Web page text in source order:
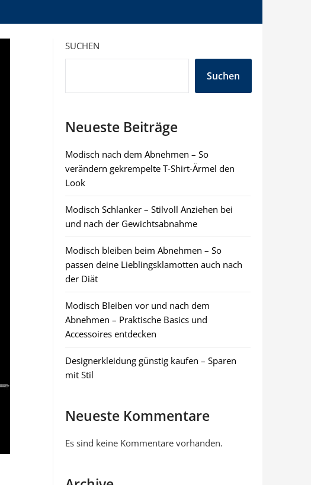
SUCHEN
Suchen
Neueste Beiträge
Modisch nach dem Abnehmen – So
verändern gekrempelte T-Shirt-Ärmel den
Look
Modisch Schlanker – Stilvoll Anziehen bei
und nach der Gewichtsabnahme
Modisch bleiben beim Abnehmen – So
passen deine Lieblingsklamotten auch nach
der Diät
Modisch Bleiben vor und nach dem
Abnehmen – Praktische Basics und
Accessoires entdecken
Designerkleidung günstig kaufen – Sparen
mit Stil
Neueste Kommentare
Es sind keine Kommentare vorhanden.